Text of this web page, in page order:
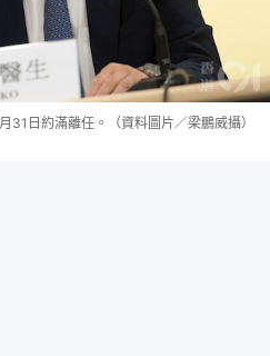
31日約滿離任。（資料圖片／梁鵬威攝）